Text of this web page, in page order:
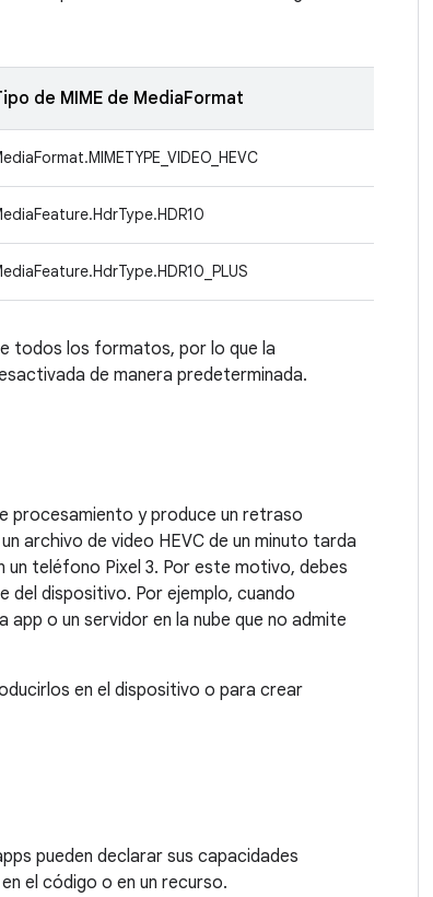
de MIME de MediaFormat
todos los formatos, por lo que la
de manera predeterminada.
procesamiento y produce un retraso
archivo de video HEVC de un minuto tarda
teléfono Pixel 3. Por este motivo, debes
del dispositivo. Por ejemplo, cuando
o un servidor en la nube que no admite
en el dispositivo o para crear
pueden declarar sus capacidades
el código o en un recurso.